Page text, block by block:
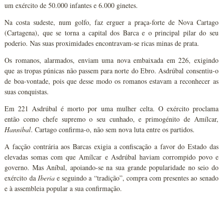
um exército de 50.000 infantes e 6.000 ginetes.
Na costa sudeste, num golfo, faz erguer a praça-forte de Nova Cartago
(Cartagena), que se torna a capital dos Barca e o principal pilar do seu
poderio. Nas suas proximidades encontravam-se ricas minas de prata.
Os romanos, alarmados, enviam uma nova embaixada em 226, exigindo
que as tropas púnicas não passem para norte do Ebro. Asdrúbal consentiu-o
de boa-vontade, pois que desse modo os romanos estavam a reconhecer as
suas conquistas.
Em 221 Asdrúbal é morto por uma mulher celta. O exército proclama
então como chefe supremo o seu cunhado, e primogénito de Amílcar,
Hannibal. Cartago confirma-o, não sem nova luta entre os partidos.
A facção contrária aos Barcas exigia a confiscação a favor do Estado das
elevadas somas com que Amílcar e Asdrúbal haviam corrompido povo e
governo. Mas Aníbal, apoiando-se na sua grande popularidade no seio do
exército da Iberiae seguindo a “tradição”, compra com presentes ao senado
e à assembleia popular a sua confirmação.